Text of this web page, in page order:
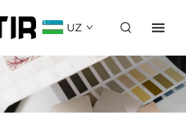
UZ